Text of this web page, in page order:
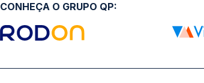
CONHEÇA O GRUPO QP: